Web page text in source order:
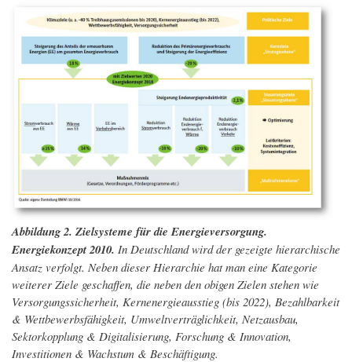
Abbildung 2. Zielsysteme für die Energieversorgung.
Energiekonzept 2010. In Deutschland wird der gezeigte hierarchische
Ansatz verfolgt. Neben dieser Hierarchie hat man eine Kategorie
weiterer Ziele geschaffen, die neben den obigen Zielen stehen wie
Versorgungssicherheit, Kernenergieausstieg (bis 2022), Bezahlbarkeit
& Wettbewerbsfähigkeit, Umweltverträglichkeit, Netzausbau,
Sektorkopplung & Digitalisierung, Forschung & Innovation,
Investitionen & Wachstum & Beschäftigung.